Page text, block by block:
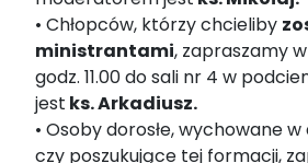
• Chłopców, którzy chcieliby
ministrantami, zapraszamy
godz. 11.00 do sali nr 4 w
jest ks. Arkadiusz.
• Osoby dorosłe, wychowane
czy poszukujące tej formacji,